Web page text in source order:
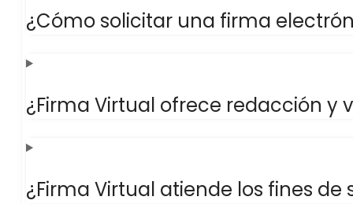
¿Cómo solicitar una firma
¿Firma Virtual ofrece redacción y
¿Firma Virtual atiende los fines